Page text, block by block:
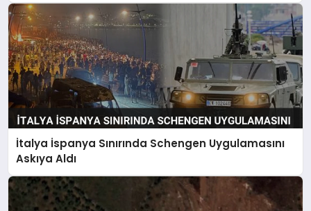
İtalya İspanya Sınırında Schengen Uygulamasını
Askıya Aldı